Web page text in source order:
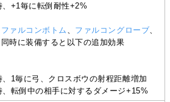
+1毎に転倒耐性+2%
ファルコンボトム ファルコングローブ
同時に装備すると以下の追加効果
1毎に弓、クロスボウの射程距離増加
転倒中の相手に対するダメージ+15%